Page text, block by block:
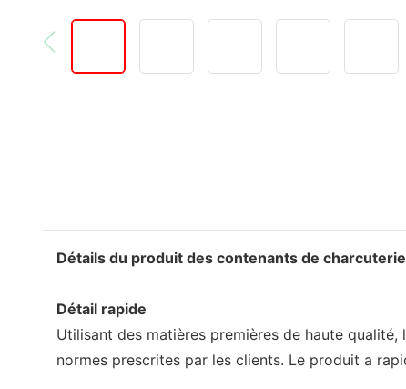
Détails du produit des contenants de
Détail rapide
Utilisant des matières premières de haute
normes prescrites par les clients. Le produit a